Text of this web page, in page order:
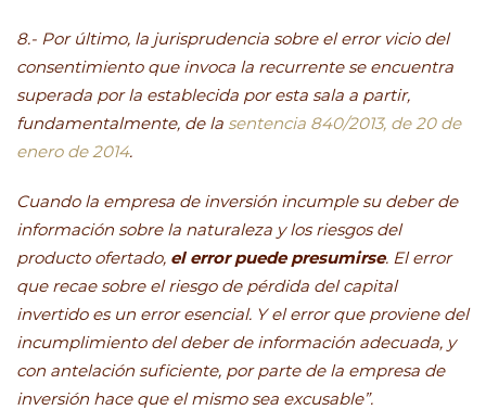
8.- Por último, la jurisprudencia sobre el error vicio del
consentimiento que invoca la recurrente se encuentra
superada por la establecida por esta sala a partir,
fundamentalmente, de la sentencia 840/2013, de 20 de
enero de 2014.
Cuando la empresa de inversión incumple su deber de
información sobre la naturaleza y los riesgos del
producto ofertado, el error puede presumirse. El error
que recae sobre el riesgo de pérdida del capital
invertido es un error esencial. Y el error que proviene del
incumplimiento del deber de información adecuada, y
con antelación suficiente, por parte de la empresa de
inversión hace que el mismo sea excusable”.